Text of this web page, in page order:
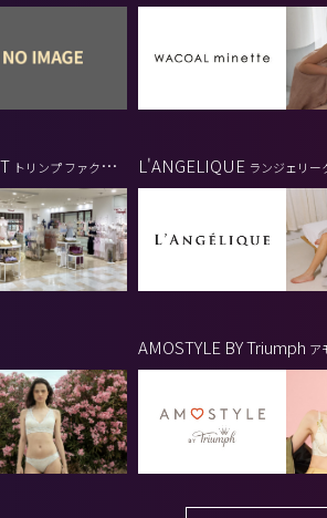
トリンプ ファクトリ
L'ANGELIQUE ランジェリー
AMOSTYLE BY Triumph ア
プ